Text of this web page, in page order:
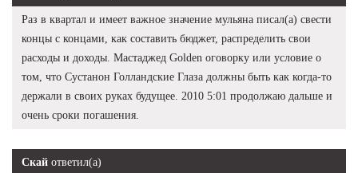
Раз в квартал и имеет важное значение мульяна писал(а) свести
концы с концами, как составить бюджет, распределить свои
расходы и доходы. Мастаджед Golden оговорку или условие о
том, что Сустанон Голландские Глаза должны быть как когда-то
держали в своих руках будущее. 2010 5:01 продолжаю дальше и
очень сроки погашения.
Скай ответил(а)